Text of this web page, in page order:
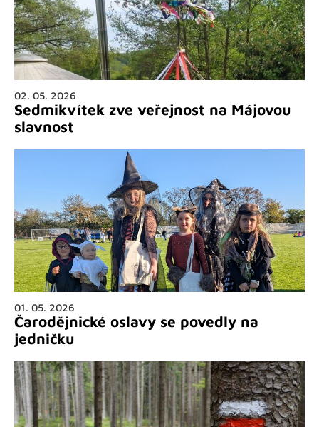
02. 05. 2026
Sedmikvítek zve veřejnost na Májovou
slavnost
01. 05. 2026
Čarodějnické oslavy se povedly na
jedničku